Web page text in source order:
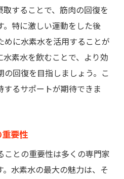
することで、筋肉の回復を
。特に激しい運動をした後
めに水素水を活用することが
素水を飲むことで、より効
回復を目指しましょう。こ
するサポートが期待できま
要性
ことの重要性は多くの専門家
。水素水の最大の魅力は、そ